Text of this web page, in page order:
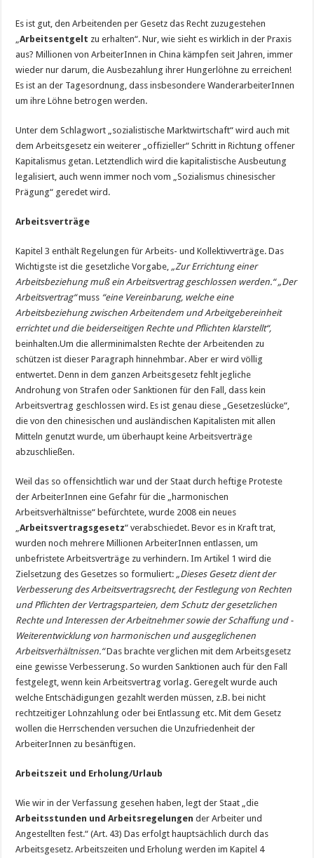
Es ist gut, den Arbeitenden per Gesetz das Recht zuzugestehen
„Arbeitsentgelt zu erhalten“. Nur, wie sieht es wirklich in der Praxis
aus? Millionen von ArbeiterInnen in China kämpfen seit Jahren, immer
wieder nur darum, die Ausbezahlung ihrer Hungerlöhne zu erreichen!
Es ist an der Tagesordnung, dass insbesondere WanderarbeiterInnen
um ihre Löhne betrogen werden.
Unter dem Schlagwort „sozialistische Marktwirtschaft“ wird auch mit
dem Arbeitsgesetz ein weiterer „offizieller“ Schritt in Richtung offener
Kapitalismus getan. Letztendlich wird die kapitalistische Ausbeutung
legalisiert, auch wenn immer noch vom „Sozialismus chinesischer
Prägung“ geredet wird.
Arbeitsverträge
Kapitel 3 enthält Regelungen für Arbeits- und Kollektivverträge. Das
Wichtigste ist die gesetzliche Vorgabe, „Zur Errichtung einer
Arbeitsbeziehung muß ein Arbeitsvertrag geschlossen werden.“ „Der
Arbeitsvertrag“muss “eine Vereinbarung, welche eine
Arbeitsbeziehung zwischen Arbeitendem und Arbeitgebereinheit
errichtet und die beiderseitigen Rechte und Pflichten klarstellt“,
beinhalten.Um die allerminimalsten Rechte der Arbeitenden zu
schützen ist dieser Paragraph hinnehmbar. Aber er wird völlig
entwertet. Denn in dem ganzen Arbeitsgesetz fehlt jegliche
Androhung von Strafen oder Sanktionen für den Fall, dass kein
Arbeitsvertrag geschlossen wird. Es ist genau diese „Gesetzeslücke“,
die von den chinesischen und ausländischen Kapitalisten mit allen
Mitteln genutzt wurde, um überhaupt keine Arbeitsverträge
abzuschließen.
Weil das so offensichtlich war und der Staat durch heftige Proteste
der ArbeiterInnen eine Gefahr für die „harmonischen
Arbeitsverhältnisse“ befürchtete, wurde 2008 ein neues
„Arbeitsvertragsgesetz“ verabschiedet. Bevor es in Kraft trat,
wurden noch mehrere Millionen ArbeiterInnen entlassen, um
unbefristete Arbeitsverträge zu verhindern. Im Artikel 1 wird die
Zielsetzung des Gesetzes so formuliert: „Dieses Gesetz dient der
Verbesserung des Arbeitsvertragsrecht, der Festlegung von Rechten
und Pflichten der Vertragsparteien, dem Schutz der gesetzlichen
Rechte und Interessen der Arbeitnehmer sowie der Schaffung und ­
Weiterentwicklung von harmonischen und ausgeglichenen
Arbeitsverhältnissen.“Das brachte verglichen mit dem Arbeitsgesetz
eine gewisse Verbesserung. So wurden Sanktionen auch für den Fall
festgelegt, wenn kein Arbeitsvertrag vorlag. Geregelt wurde auch
welche Entschädigungen gezahlt werden müssen, z.B. bei nicht
rechtzeitiger Lohnzahlung oder bei Entlassung etc. Mit dem Gesetz
wollen die Herrschenden ver­suchen die Unzufriedenheit der
ArbeiterInnen zu besänftigen.
Arbeitszeit und Erholung/Urlaub
Wie wir in der Verfassung gesehen haben, legt der Staat „die
Arbeitsstunden und Arbeitsregelungender Arbeiter und
Angestellten fest.“ (Art. 43) Das erfolgt hauptsächlich durch das
Arbeitsgesetz. Arbeitszeiten und Erholung werden im Kapitel 4